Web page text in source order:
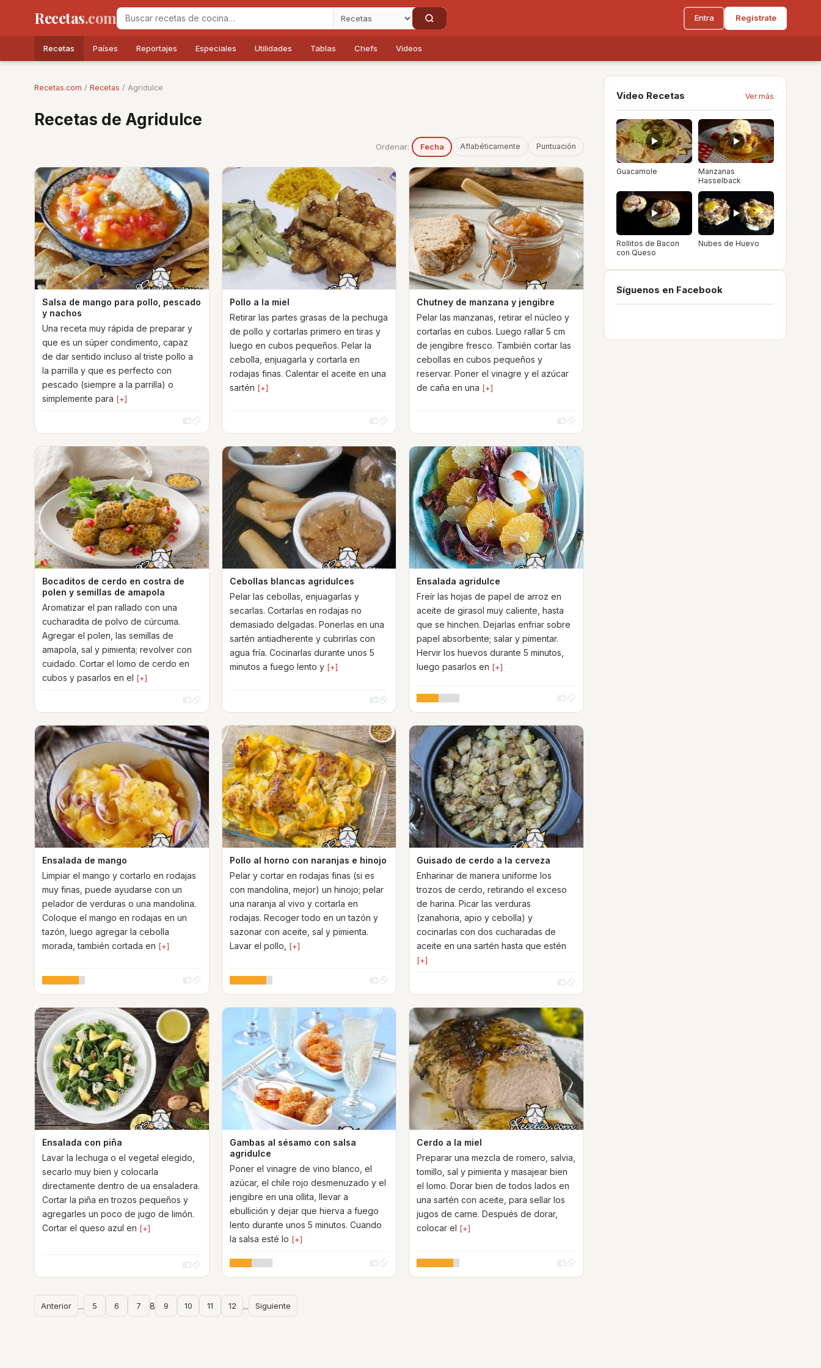
Recetas.com Entra Regístrate
Recetas Países Reportajes Especiales Utilidades Tablas Chefs Videos
Recetas.com / Recetas / Agridulce
Recetas de Agridulce
Ordenar: Fecha Aflabéticamente Puntuación
Salsa de mango para pollo, pescado
y nachos
Una receta muy rápida de preparar y
que es un súper condimento, capaz
de dar sentido incluso al triste pollo a
la parrilla y que es perfecto con
pescado (siempre a la parrilla) o
simplemente para [+]
Pollo a la miel
Retirar las partes grasas de la pechuga
de pollo y cortarlas primero en tiras y
luego en cubos pequeños. Pelar la
cebolla, enjuagarla y cortarla en
rodajas finas. Calentar el aceite en una
sartén [+]
Chutney de manzana y jengibre
Pelar las manzanas, retirar el núcleo y
cortarlas en cubos. Luego rallar 5 cm
de jengibre fresco. También cortar las
cebollas en cubos pequeños y
reservar. Poner el vinagre y el azúcar
de caña en una [+]
Bocaditos de cerdo en costra de
polen y semillas de amapola
Aromatizar el pan rallado con una
cucharadita de polvo de cúrcuma.
Agregar el polen, las semillas de
amapola, sal y pimienta; revolver con
cuidado. Cortar el lomo de cerdo en
cubos y pasarlos en el [+]
Cebollas blancas agridulces
Pelar las cebollas, enjuagarlas y
secarlas. Cortarlas en rodajas no
demasiado delgadas. Ponerlas en una
sartén antiadherente y cubrirlas con
agua fría. Cocinarlas durante unos 5
minutos a fuego lento y [+]
Ensalada agridulce
Freír las hojas de papel de arroz en
aceite de girasol muy caliente, hasta
que se hinchen. Dejarlas enfriar sobre
papel absorbente; salar y pimentar.
Hervir los huevos durante 5 minutos,
luego pasarlos en [+]
Ensalada de mango
Limpiar el mango y cortarlo en rodajas
muy finas, puede ayudarse con un
pelador de verduras o una mandolina.
Coloque el mango en rodajas en un
tazón, luego agregar la cebolla
morada, también cortada en [+]
Pollo al horno con naranjas e hinojo
Pelar y cortar en rodajas finas (si es
con mandolina, mejor) un hinojo; pelar
una naranja al vivo y cortarla en
rodajas. Recoger todo en un tazón y
sazonar con aceite, sal y pimienta.
Lavar el pollo,
[+]
Guisado de cerdo a la cerveza
Enharinar de manera uniforme los
trozos de cerdo, retirando el exceso
de harina. Picar las verduras
(zanahoria, apio y cebolla) y
cocinarlas con dos cucharadas de
aceite en una sartén hasta que estén
[+]
Ensalada con piña
Lavar la lechuga o el vegetal elegido,
secarlo muy bien y colocarla
directamente dentro de ua ensaladera.
Cortar la piña en trozos pequeños y
agregarles un poco de jugo de limón.
Cortar el queso azul en [+]
Gambas al sésamo con salsa
agridulce
Poner el vinagre de vino blanco, el
azúcar, el chile rojo desmenuzado y el
jengibre en una ollita, llevar a
ebullición y dejar que hierva a fuego
lento durante unos 5 minutos. Cuando
la salsa esté lo [+]
Cerdo a la miel
Preparar una mezcla de romero, salvia,
tomillo, sal y pimienta y masajear bien
el lomo. Dorar bien de todos lados en
una sartén con aceite, para sellar los
jugos de carne. Después de dorar,
colocar el [+]
Anterior ... 5 6 7 8 9 10 11 12 ... Siguiente
Video Recetas Ver más
Guacamole
Manzanas
Hasselback
Rollitos de Bacon
con Queso
Nubes de Huevo
Síguenos en Facebook